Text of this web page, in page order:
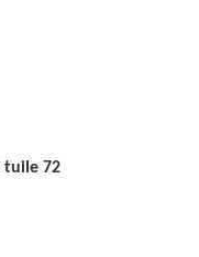
tuile 72